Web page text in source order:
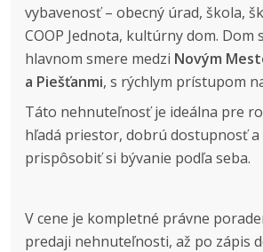
vybavenosť – obecný úrad, škola,
COOP Jednota, kultúrny dom. Dom
hlavnom smere medzi Novým
a Piešťanmi, s rýchlym prístupom
Táto nehnuteľnosť je ideálna pre
hľadá priestor, dobrú dostupnosť
prispôsobiť si bývanie podľa seba.
V cene je kompletné právne
predaji nehnuteľnosti, až po zápis